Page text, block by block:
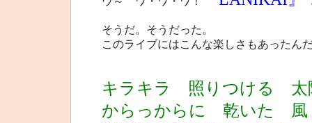
そうだ。そうだった。
このライブにはこんな楽しさもあったん
キラキラ 照りつける 太
からっからに 乾いた 風